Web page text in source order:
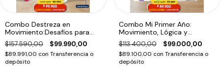
Combo Destreza en
Movimiento:Desafíos para
Pequeños Curiosos (18
meses+)
$157.590,00 $99.990,00
$89.991,00 con Transferencia o
depósito
Combo Mi Primer Año:
Movimiento, Lógica y
Diversión Acuática (12
meses+)
$113.400,00 $99.000,00
$89.100,00 con Transferencia o
depósito